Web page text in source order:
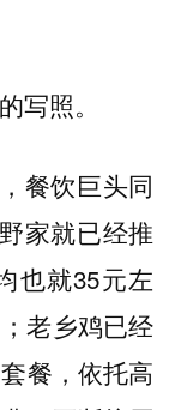
写照。
餐饮巨头同
家就已经推
也就35元左
老乡鸡已经
餐，依托高